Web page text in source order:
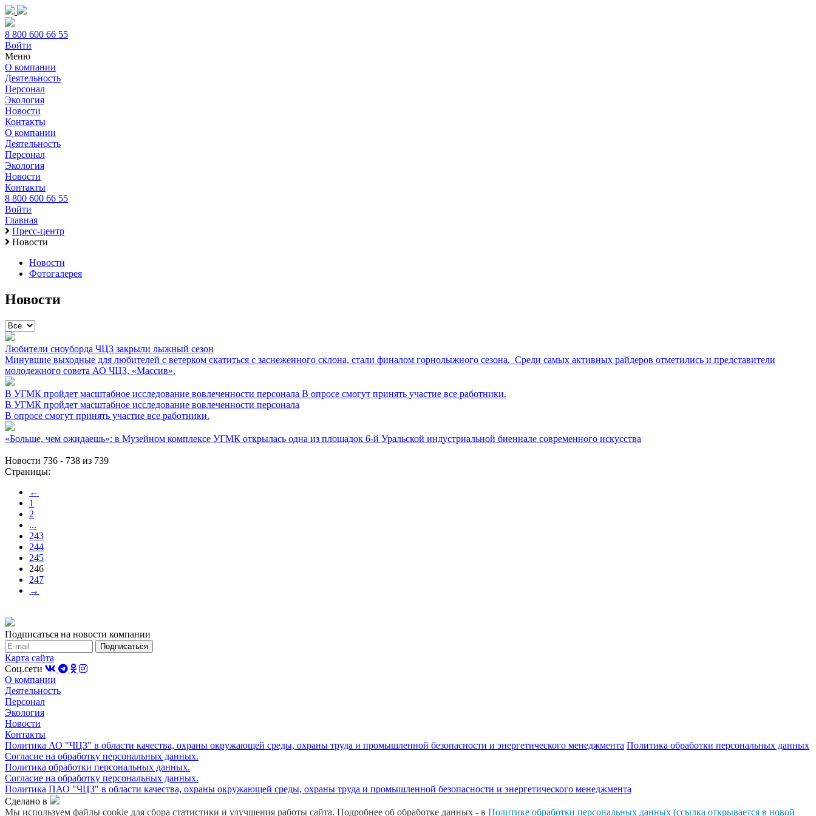
8 800 600 66 55
Войти
Меню
О компании
Деятельность
Персонал
Экология
Новости
Контакты
О компании
Деятельность
Персонал
Экология
Новости
Контакты
8 800 600 66 55
Войти
Главная
Пресс-центр
Новости
Новости
Фотогалерея
Новости
Любители сноуборда ЧЦЗ закрыли лыжный сезон
Минувшие выходные для любителей с ветерком скатиться с заснеженного склона, стали финалом горнолыжного сезона. Среди самых активных райдеров отметились и представители
молодежного совета АО ЧЦЗ, «Массив».
В УГМК пройдет масштабное исследование вовлеченности персонала В опросе смогут принять участие все работники.
В УГМК пройдет масштабное исследование вовлеченности персонала
В опросе смогут принять участие все работники.
«Больше, чем ожидаешь»: в Музейном комплексе УГМК открылась одна из площадок 6-й Уральской индустриальной биеннале современного искусства
Новости 736 - 738 из 739
Страницы:
←
1
2
...
243
244
245
246
247
→
Подписаться на новости компании
Карта сайта
Соц.сети
О компании
Деятельность
Персонал
Экология
Новости
Контакты
Политика АО "ЧЦЗ" в области качества, охраны окружающей среды, охраны труда и промышленной безопасности и энергетического менеджмента Политика обработки персональных данных
Согласие на обработку персональных данных.
Политика обработки персональных данных.
Согласие на обработку персональных данных.
Политика ПАО "ЧЦЗ" в области качества, охраны окружающей среды, охраны труда и промышленной безопасности и энергетического менеджмента
Сделано в
Мы используем файлы cookie для сбора статистики и улучшения работы сайта. Подробнее об обработке данных - в Политике обработки персональных данных (ссылка открывается в новой